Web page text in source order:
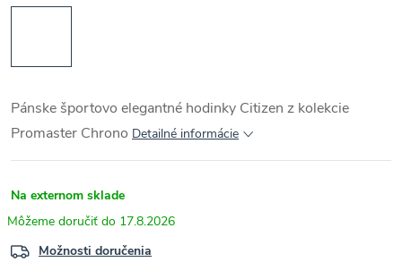
Pánske športovo elegantné hodinky Citizen z kolekcie
Promaster Chrono Detailné informácie
Na externom sklade
17.8.2026
Možnosti doručenia